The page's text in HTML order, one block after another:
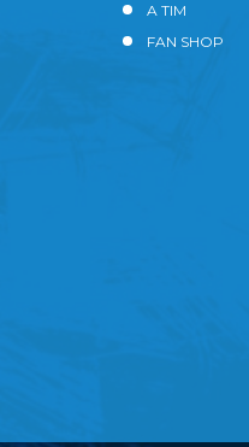
A TIM
FAN SHOP